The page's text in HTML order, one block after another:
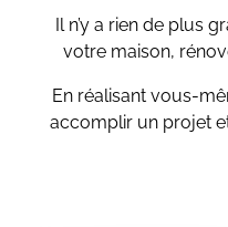
Il n’y a rien de plus
votre maison,
En réalisant vous-
accomplir un projet